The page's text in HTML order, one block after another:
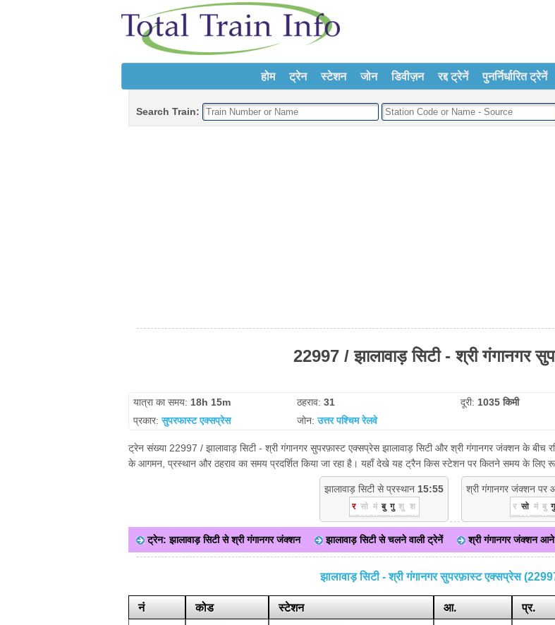
होम ट्रेन स्टेशन जोन डिवीज़न रद्द ट्रेनें पुनर्निर्धारित ट्रेनें
Search Train:
22997 / झालावाड़ सिटी - श्री गंगानगर
यात्रा का समय: 18h 15m ठहराव: 31 दूरी: 1035 किमी
प्रकार:सुपरफास्ट एक्सप्रेस जोन:उत्तर पश्चिम रेलवे
ट्रेन संख्या 22997 / झालावाड़ सिटी - श्री गंगानगर सुपरफ़ास्ट एक्सप्रेस झालावाड़ सिटी और श्री गंगानगर जंक्शन के बीच
के आगमन, प्रस्थान और ठहराव का समय प्रदर्शित किया जा रहा है। यहाँ देखे यह ट्रैन किस स्टेशन पर कितने समय के लिए
झालावाड़ सिटी से प्रस्थान 15:55
र सो मं बु गु शु श
श्री गंगानगर जंक्शन पर
र सो मं बु गु
ट्रेन: झालावाड़ सिटी से श्री गंगानगर जंक्शन झालावाड़ सिटी से चलने वाली ट्रेनें श्री गंगानगर जंक्शन आने
झालावाड़ सिटी - श्री गंगानगर सुपरफ़ास्ट एक्सप्रेस
नं कोड स्टेशन आ. प्र.